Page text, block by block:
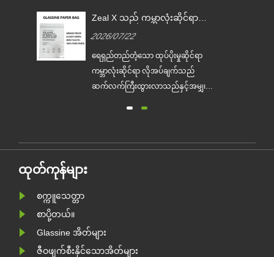
တစ်
Zeal X သည် ကမ္ဘာလုံးဆိုင်ရာ
သုံး ပလတ်စတစ်ထုပ်ပိုးခြင်းကို
အစားထိုးရာတွင် ကူညီရန်အတွက်
စိတ်ကြိုက် Glassine စက္ကူအိတ်
များကို စတင်ထုတ်လုပ်ခဲ့သည်
2026/07/22
ရေရှည်တည်တံ့သော ထုပ်ပိုးမှုဆိုင်ရာ
ကမ္ဘာလုံးဆိုင်ရာ လိုအပ်ချက်သည်
ဆက်လက်ကြီးထွားလာသည်နှင့်အမျှ၊ ပ
Glassine Paper Bag စီးရီးကို တရားဝင်
ထုတ်ကုန်များ
စက္ကူသေတ္တာ
စာပို့တယ်။
Glassine အိတ်များ
ဇီဝဖျက်စီးနိုင်သောအိတ်များ